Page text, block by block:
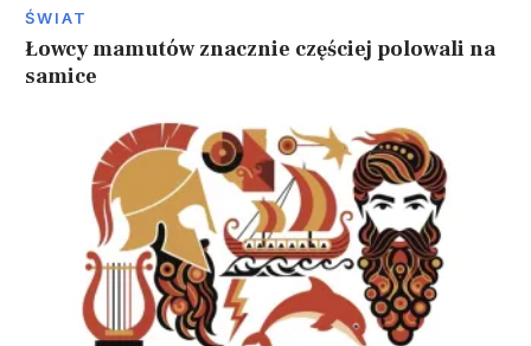
ŚWIAT
Łowcy mamutów znacznie częściej polowali na
samice